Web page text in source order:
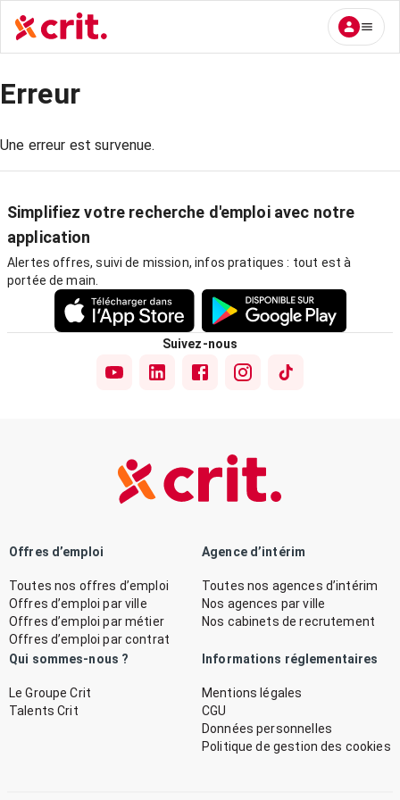
Erreur
Une erreur est survenue.
Simplifiez votre recherche d'emploi avec notre
application
Alertes offres, suivi de mission, infos pratiques : tout est à
portée de main.
Suivez-nous
Offres d’emploi
Toutes nos offres d’emploi
Offres d’emploi par ville
Offres d’emploi par métier
Offres d’emploi par contrat
Agence d’intérim
Toutes nos agences d’intérim
Nos agences par ville
Nos cabinets de recrutement
Qui sommes-nous ?
Le Groupe Crit
Talents Crit
Informations réglementaires
Mentions légales
CGU
Données personnelles
Politique de gestion des cookies